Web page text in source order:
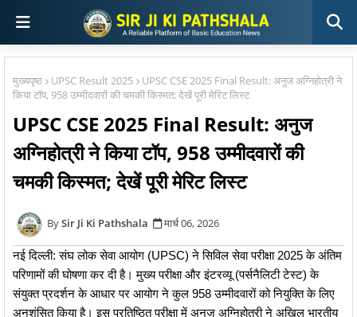
मुख्यपृष्ठ UPSC Result 2025
UPSC CSE 2025 Final Result: अनुज अग्निहोत्री ने
किया टॉप, 958 उम्मीदवारों की चमकी किस्मत; देखें पूरी मेरिट लिस्ट
UPSC CSE 2025 Final Result: अनुज
अग्निहोत्री ने किया टॉप, 958 उम्मीदवारों की
चमकी किस्मत; देखें पूरी मेरिट लिस्ट
Sir Ji Ki Pathshala मार्च 06, 2026
नई दिल्ली: संघ लोक सेवा आयोग (UPSC) ने सिविल सेवा परीक्षा 2025 के अंतिम
परिणामों की घोषणा कर दी है। मुख्य परीक्षा और इंटरव्यू (पर्सनैलिटी टेस्ट) के
संयुक्त प्रदर्शन के आधार पर आयोग ने कुल 958 उम्मीदवारों को नियुक्ति के लिए
अनुशंसित किया है। इस प्रतिष्ठित परीक्षा में अनुज अग्निहोत्री ने अखिल भारतीय